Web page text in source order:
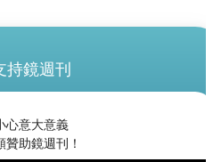
持鏡週刊
心意大意義
贊助鏡週刊！